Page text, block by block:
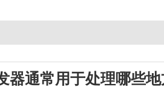
器通常用于处理哪些